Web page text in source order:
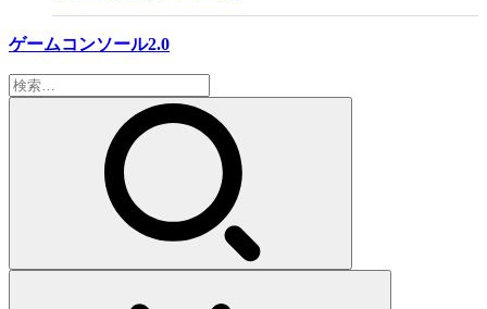
ゲームコンソール2.0
検
索: